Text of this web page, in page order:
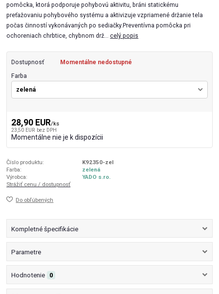
pomôcka, ktorá podporuje pohybovú aktivitu, bráni statickému
preťažovaniu pohybového systému a aktivizuje vzpriamené držanie tela
počas činností vykonávaných po sediačky.Preventívna pomôcka pri
ochoreniach chrbtice, chybnom drž...celý popis
Dostupnosť Momentálne nedostupné
Farba
28,90 EUR/ks
23,50 EUR bez DPH
Momentálne nie je k dispozícii
Číslo produktu:
K92350-zel
Farba:
zelená
Výrobca:
YADO s.ro.
Strážiť cenu / dostupnosť
Do obľúbených
Kompletné špecifikácie
Parametre
Hodnotenie 0